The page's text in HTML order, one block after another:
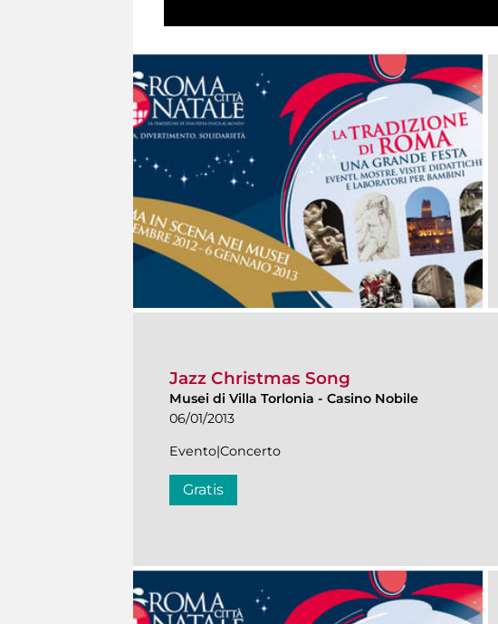
Jazz Christmas Song
Musei di Villa Torlonia - Casino Nobile
06/01/2013
Evento|Concerto
Gratis